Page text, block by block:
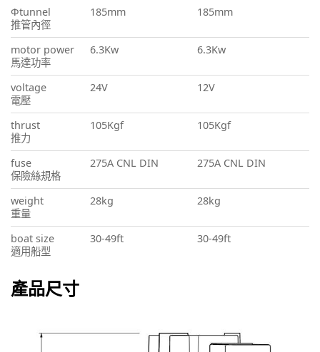
Φtunnel
推管內徑
185mm 185mm
motor power
馬達功率
6.3Kw 6.3Kw
voltage
電壓
24V 12V
thrust
推力
105Kgf 105Kgf
fuse
保險絲規格
275A CNL DIN 275A CNL DIN
weight
重量
28kg 28kg
boat size
適用船型
30-49ft 30-49ft
產品尺寸